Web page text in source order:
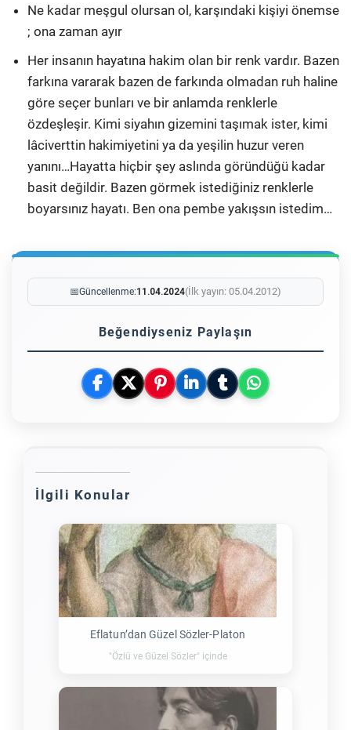
Ne kadar meşgul olursan ol, karşındaki kişiyi önemse
; ona zaman ayır
Her insanın hayatına hakim olan bir renk vardır. Bazen
farkına vararak bazen de farkında olmadan ruh haline
göre seçer bunları ve bir anlamda renklerle
özdeşleşir. Kimi siyahın gizemini taşımak ister, kimi
lâciverttin hakimiyetini ya da yeşilin huzur veren
yanını…Hayatta hiçbir şey aslında göründüğü kadar
basit değildir. Bazen görmek istediğiniz renklerle
boyarsınız hayatı. Ben ona pembe yakışsın istedim…
📅Güncellenme:11.04.2024(İlk yayın: 05.04.2012)
Beğendiyseniz Paylaşın
İlgili Konular
Eflatun’dan Güzel Sözler-Platon
"Özlü ve Güzel Sözler" içinde